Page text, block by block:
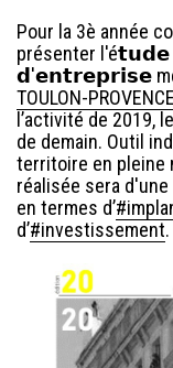
Pour la 3è année
présenter
𝗱'𝗲𝗻𝘁𝗿𝗲𝗽𝗿𝗶𝘀𝗲
TOULON-
l’activité de 2019,
de demain. Outil
territoire en pleine
réalisée sera
en termes d’
d’#investissement.